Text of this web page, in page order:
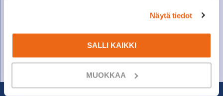
Näytä tiedot
SALLI KAIKKI
MUOKKAA
varaosat@suomenkonetalo.fi